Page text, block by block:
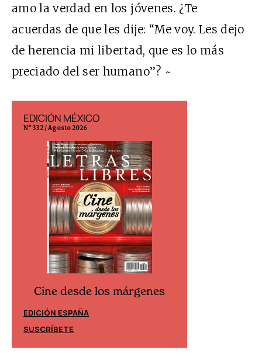
amo la verdad en los jóvenes. ¿Te
acuerdas de que les dije: “Me voy. Les dejo
de herencia mi libertad, que es lo más
preciado del ser humano”? ~
EDICIÓN MÉXICO
N° 332 / Agosto 2026
Cine desde los márgenes
EDICIÓN ESPAÑA
SUSCRÍBETE